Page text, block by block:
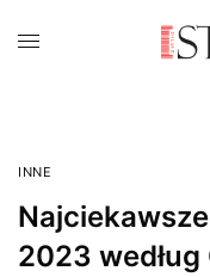
INNE
2023 według